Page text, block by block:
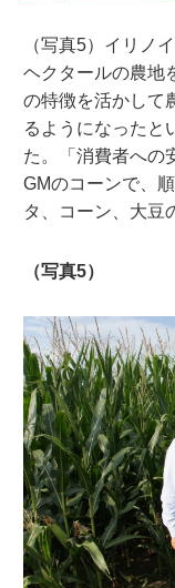
（写真5）イリノ
ヘクタールの農地
の特徴を活かして
るようになったと
た。「消費者への
GMのコーンで、
タ、コーン、大豆
（写真5）